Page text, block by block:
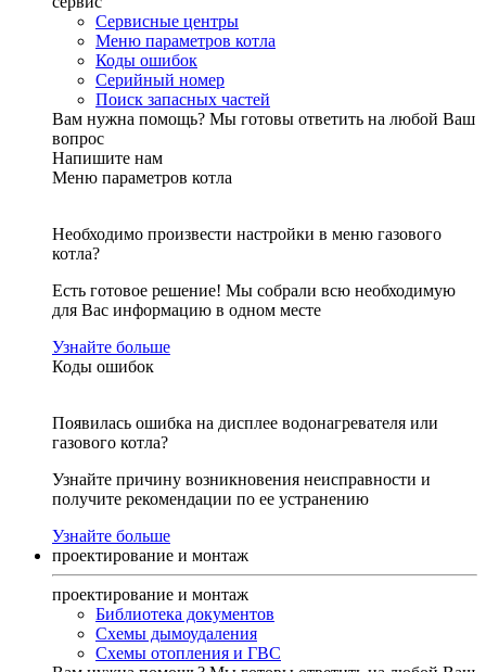
Сервисные центры
Меню параметров котла
Коды ошибок
Серийный номер
Поиск запасных частей
Вам нужна помощь? Мы готовы ответить на любой Ваш
вопрос
Напишите нам
Меню параметров котла
Необходимо произвести настройки в меню газового
котла?
Есть готовое решение! Мы собрали всю необходимую
для Вас информацию в одном месте
Узнайте больше
Коды ошибок
Появилась ошибка на дисплее водонагревателя или
газового котла?
Узнайте причину возникновения неисправности и
получите рекомендации по ее устранению
Узнайте больше
проектирование и монтаж
проектирование и монтаж
Библиотека документов
Схемы дымоудаления
Схемы отопления и ГВС